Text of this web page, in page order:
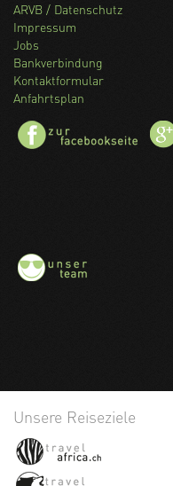
ARVB / Datenschutz
Impressum
Jobs
Bankverbindung
Kontaktformular
Anfahrtsplan
Unsere Reiseziele